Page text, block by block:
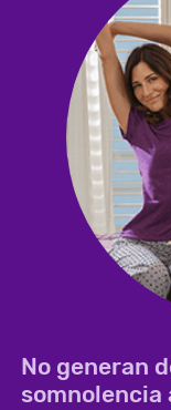
No generan
somnolencia